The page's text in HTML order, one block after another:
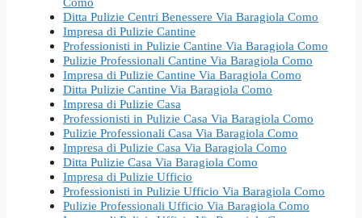
Ditta Pulizie Centri Benessere Via Baragiola Como
Impresa di Pulizie Cantine
Professionisti in Pulizie Cantine Via Baragiola Como
Pulizie Professionali Cantine Via Baragiola Como
Impresa di Pulizie Cantine Via Baragiola Como
Ditta Pulizie Cantine Via Baragiola Como
Impresa di Pulizie Casa
Professionisti in Pulizie Casa Via Baragiola Como
Pulizie Professionali Casa Via Baragiola Como
Impresa di Pulizie Casa Via Baragiola Como
Ditta Pulizie Casa Via Baragiola Como
Impresa di Pulizie Ufficio
Professionisti in Pulizie Ufficio Via Baragiola Como
Pulizie Professionali Ufficio Via Baragiola Como